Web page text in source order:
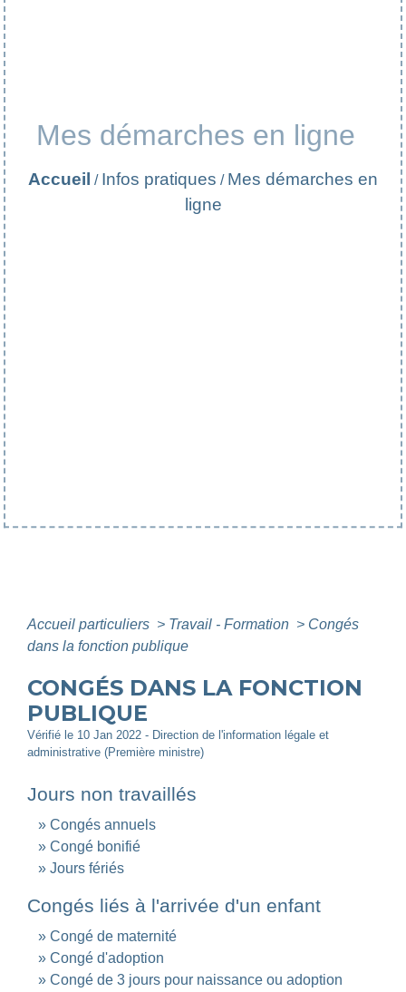
Mes démarches en ligne
Accueil / Infos pratiques / Mes démarches en
ligne
Accueil particuliers > Travail - Formation > Congés
dans la fonction publique
CONGÉS DANS LA FONCTION
PUBLIQUE
Vérifié le 10 Jan 2022 - Direction de l'information légale et
administrative (Première ministre)
Jours non travaillés
Congés annuels
Congé bonifié
Jours fériés
Congés liés à l'arrivée d'un enfant
Congé de maternité
Congé d'adoption
Congé de 3 jours pour naissance ou adoption